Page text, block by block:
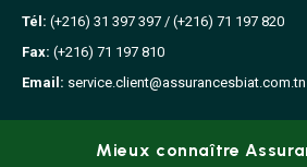
Tél: (+216) 31 397 397 / (+216) 71 197 820
Fax: (+216) 71 197 810
Email: service.client@assurancesbiat.com.tn
Mieux connaître